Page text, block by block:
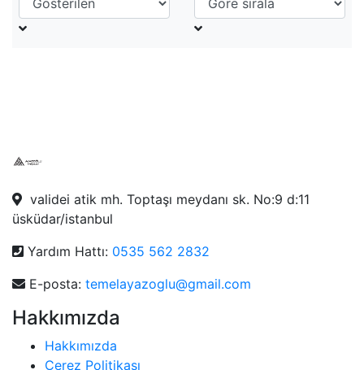
validei atik mh. Toptaşı meydanı sk. No:9 d:11
üsküdar/istanbul
Yardım Hattı: 0535 562 2832
E-posta: temelayazoglu@gmail.com
Hakkımızda
Hakkımızda
Çerez Politikası